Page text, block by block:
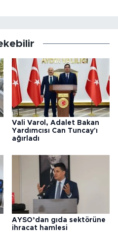
Vali Varol, Adalet Bakan
Yardımcısı Can Tuncay'ı
ağırladı
AYSO’dan gıda sektörüne
ihracat hamlesi